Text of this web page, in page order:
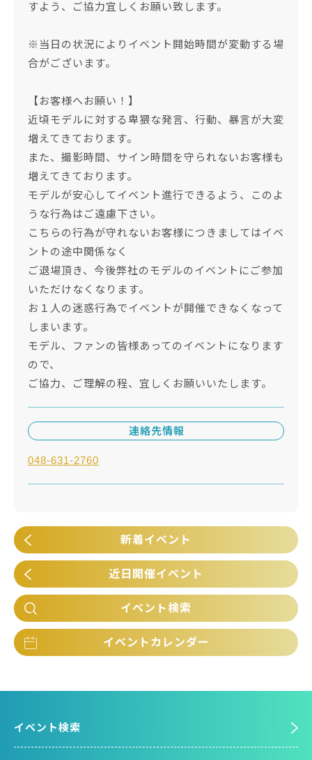
すよう、ご協力宜しくお願い致します。
※当日の状況によりイベント開始時間が変動する場
合がございます。
【お客様へお願い！】
近頃モデルに対する卑猥な発言、行動、暴言が大変
増えてきております。
また、撮影時間、サイン時間を守られないお客様も
増えてきております。
モデルが安心してイベント進行できるよう、このよ
うな行為はご遠慮下さい。
こちらの行為が守れないお客様につきましてはイベ
ントの途中関係なく
ご退場頂き、今後弊社のモデルのイベントにご参加
いただけなくなります。
お１人の迷惑行為でイベントが開催できなくなって
しまいます。
モデル、ファンの皆様あってのイベントになります
ので、
ご協力、ご理解の程、宜しくお願いいたします。
連絡先情報
048-631-2760
新着イベント
近日開催イベント
イベント検索
イベントカレンダー
イベント検索